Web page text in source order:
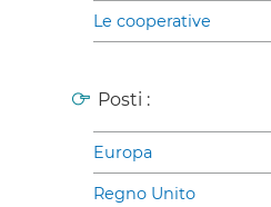
Le cooperative
Posti :
Europa
Regno Unito